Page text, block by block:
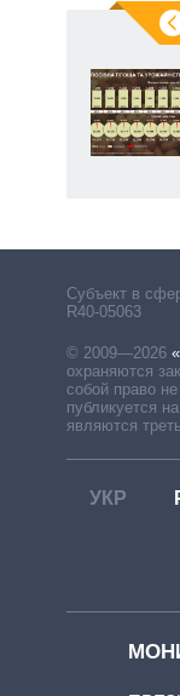
Субъект в
R40-05063
© 2009—2026
охраняются
собой право
публикуется
являются
УКР